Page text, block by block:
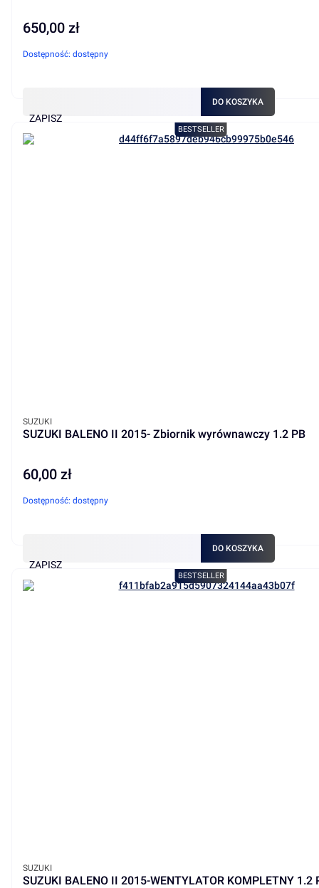
Cena
650,00 zł
Dostępność: dostępny
ZAPISZ
DO KOSZYKA
BESTSELLER
SUZUKI BALENO II 2015- Zbiornik wyrównawczy 1.2 PB
PRODUCENT
SUZUKI
Cena
60,00 zł
Dostępność: dostępny
ZAPISZ
DO KOSZYKA
BESTSELLER
SUZUKI BALENO II 2015-WENTYLATOR KOMPLETNY 1.2
PRODUCENT
SUZUKI